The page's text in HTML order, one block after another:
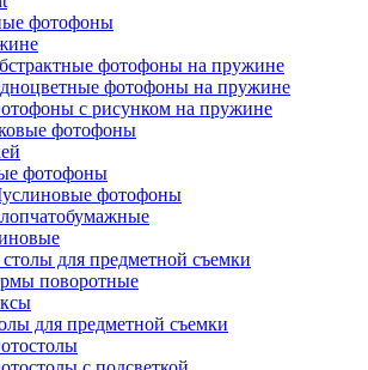
фотофоны
фотофоны на пружине
фотофоны на пружине
с рисунком на пружине
фотофоны
фотофоны
фотофоны
для предметной съемки
поворотные
для предметной съемки